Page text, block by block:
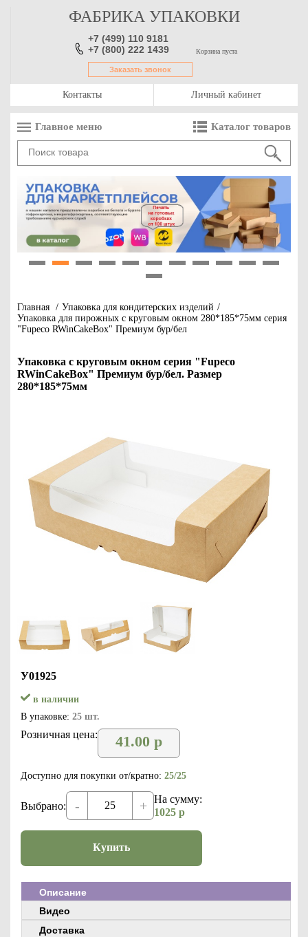
ФАБРИКА УПАКОВКИ
+7 (499) 110 9181
+7 (800) 222 1439
Заказать звонок
Корзина пуста
Контакты Личный кабинет
Главное меню Каталог товаров
Главная / Упаковка для кондитерских изделий /
Упаковка для пирожных с круговым окном 280*185*75мм серия
"Fupeco RWinCakeBox" Премиум бур/бел
Упаковка с круговым окном серия "Fupeco
RWinCakeBox" Премиум бур/бел. Размер
280*185*75мм
У01925
в наличии
В упаковке: 25 шт.
Розничная цена: 41.00 р
Доступно для покупки от/кратно: 25/25
Выбрано: - +
На сумму:
1025 р
Купить
Описание
Видео
Доставка